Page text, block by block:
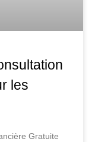
les
Gratuite